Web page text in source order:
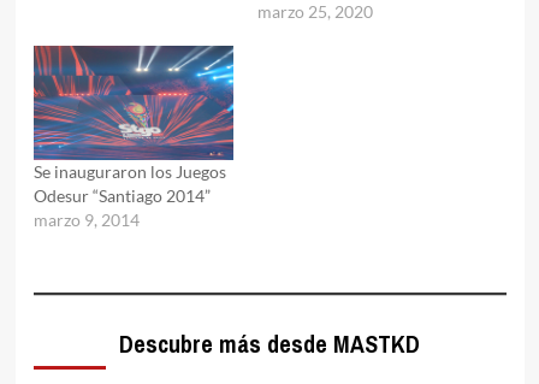
marzo 25, 2020
Se inauguraron los Juegos
Odesur “Santiago 2014”
marzo 9, 2014
Descubre más desde MASTKD